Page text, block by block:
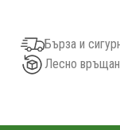
Бърза и
Лесно